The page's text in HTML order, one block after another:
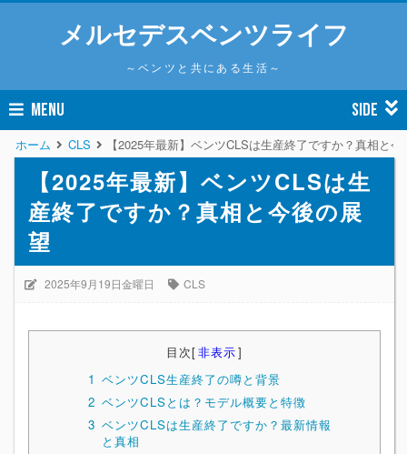
メルセデスベンツライフ
～ベンツと共にある生活～
MENU SIDE
ホーム CLS 【2025年最新】ベンツCLSは生産終了ですか？真相と
【2025年最新】ベンツCLSは生
産終了ですか？真相と今後の展
望
2025年9月19日金曜日 CLS
目次[非表示]
1 ベンツCLS生産終了の噂と背景
2 ベンツCLSとは？モデル概要と特徴
3 ベンツCLSは生産終了ですか？最新情報
と真相